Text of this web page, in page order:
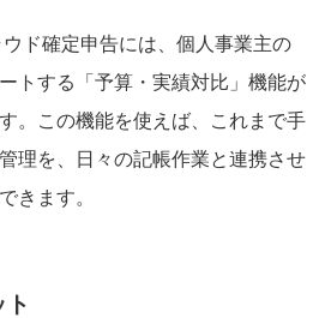
ド確定申告には、個人事業主の
トする「予算・実績対比」機能が
。この機能を使えば、これまで手
理を、日々の記帳作業と連携させ
きます。